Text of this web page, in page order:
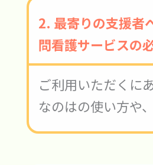
2. 最寄りの支援者
問看護サービスの
ご利用いただくに
なのはの使い方や